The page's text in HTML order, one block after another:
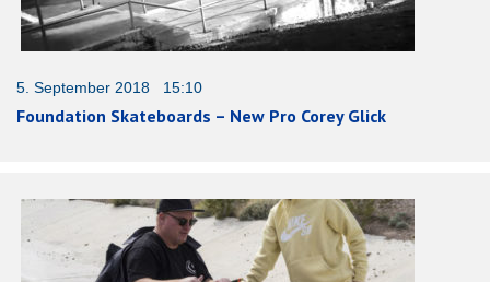
5. September 2018 15:10
Foundation Skateboards – New Pro Corey Glick